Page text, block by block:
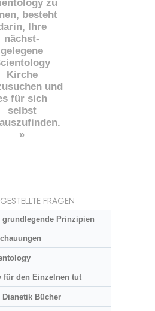
zu
besteht
Ihre
nächst-
gelegene
Kirche
und
für sich
selbst
»
FRAGEN
Prinzipien
für den Einzelnen tut
Bücher